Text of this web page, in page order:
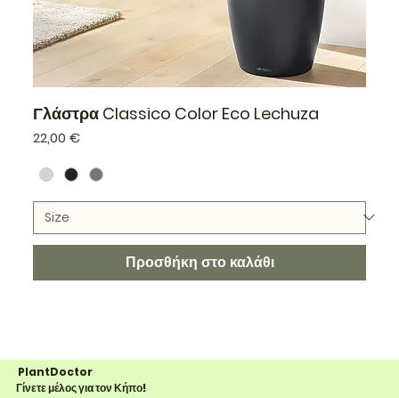
Γλάστρα Classico Color Eco Lechuza
Τιμή
22,00 €
Προσθήκη στο καλάθι
PlantDoctor
Γίνετε μέλος για τον Κήπο!